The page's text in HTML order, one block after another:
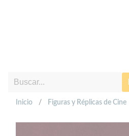
Inicio / Figuras y Réplicas de Cine